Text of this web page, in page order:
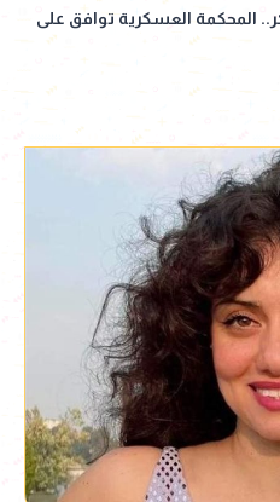
المحكمة العسكرية توافق على